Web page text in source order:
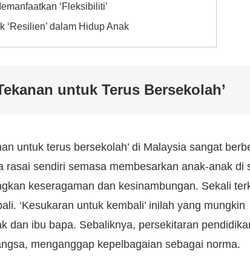
‘Fleksibiliti’
‘Resilien’ dalam Hidup Anak
untuk Terus Bersekolah’
untuk terus bersekolah’ di Malaysia sangat
sendiri semasa membesarkan anak-anak di
keseragaman dan kesinambungan. Sekali
‘Kesukaran untuk kembali’ inilah yang mungkin
dan ibu bapa. Sebaliknya, persekitaran
menganggap kepelbagaian sebagai norma.